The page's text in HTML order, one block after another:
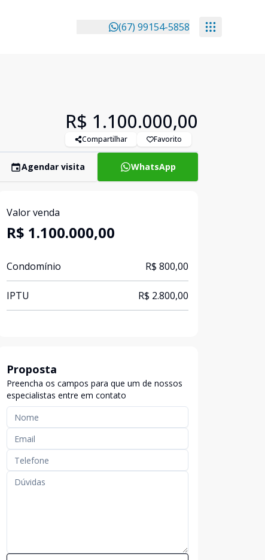
(67) 99154-5858
R$ 1.100.000,00
Compartilhar Favorito
Agendar visita WhatsApp
Valor venda
R$ 1.100.000,00
Condomínio R$ 800,00
IPTU R$ 2.800,00
Proposta
Preencha os campos para que um de nossos
especialistas entre em contato